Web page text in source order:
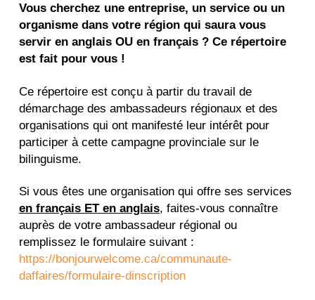
Vous cherchez une entreprise, un service ou un
organisme dans votre région qui saura vous
servir en anglais OU en français ? Ce répertoire
est fait pour vous !
Ce répertoire est conçu à partir du travail de
démarchage des ambassadeurs régionaux et des
organisations qui ont manifesté leur intérêt pour
participer à cette campagne provinciale sur le
bilinguisme.
Si vous êtes une organisation qui offre ses services
en français ET en anglais, faites-vous connaître
auprès de votre ambassadeur régional ou
remplissez le formulaire suivant :
https://bonjourwelcome.ca/communaute-
daffaires/formulaire-dinscription